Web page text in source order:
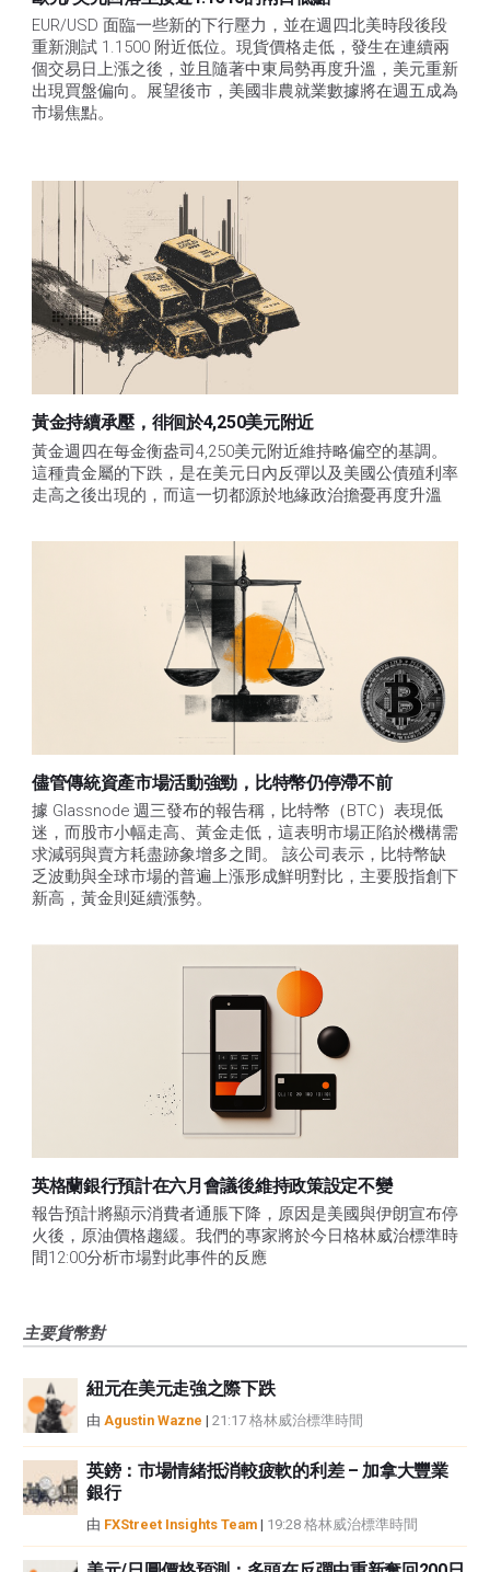
EUR/USD 面臨一些新的下行壓力，並在週四北美時段後段
重新測試 1.1500 附近低位。現貨價格走低，發生在連續兩
個交易日上漲之後，並且隨著中東局勢再度升溫，美元重新
出現買盤偏向。展望後市，美國非農就業數據將在週五成為
市場焦點。
黃金持續承壓，徘徊於4,250美元附近
黃金週四在每金衡盎司4,250美元附近維持略偏空的基調。
這種貴金屬的下跌，是在美元日內反彈以及美國公債殖利率
走高之後出現的，而這一切都源於地緣政治擔憂再度升溫
儘管傳統資產市場活動強勁，比特幣仍停滯不前
據 Glassnode 週三發布的報告稱，比特幣（BTC）表現低
迷，而股市小幅走高、黃金走低，這表明市場正陷於機構需
求減弱與賣方耗盡跡象增多之間。 該公司表示，比特幣缺
乏波動與全球市場的普遍上漲形成鮮明對比，主要股指創下
新高，黃金則延續漲勢。
英格蘭銀行預計在六月會議後維持政策設定不變
報告預計將顯示消費者通脹下降，原因是美國與伊朗宣布停
火後，原油價格趨緩。我們的專家將於今日格林威治標準時
間12:00分析市場對此事件的反應
主要貨幣對
紐元在美元走強之際下跌
由 Agustin Wazne | 21:17 格林威治標準時間
英鎊：市場情緒抵消較疲軟的利差 – 加拿大豐業
銀行
由 FXStreet Insights Team | 19:28 格林威治標準時間